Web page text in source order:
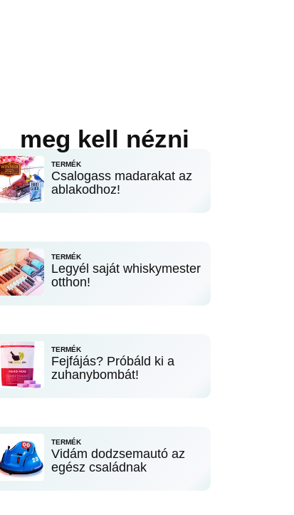
meg kell nézni
TERMÉK
Csalogass madarakat az
ablakodhoz!
TERMÉK
Legyél saját whiskymester
otthon!
TERMÉK
Fejfájás? Próbáld ki a
zuhanybombát!
TERMÉK
Vidám dodzsemautó az
egész családnak